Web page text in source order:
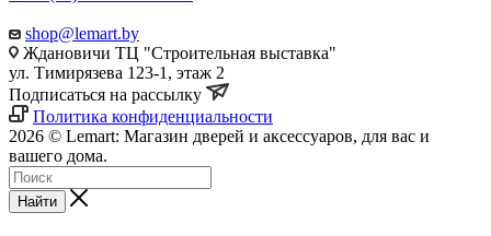
shop@lemart.by
Ждановичи ТЦ "Строительная выставка"
ул. Тимирязева 123-1, этаж 2
Подписаться на рассылку
Политика конфиденциальности
2026 © Lemart: Магазин дверей и аксессуаров, для вас и
вашего дома.
Найти